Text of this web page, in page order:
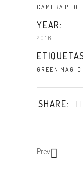
CAMERA
YEAR:
2016
GREEN MAGIC
SHARE:
Prev